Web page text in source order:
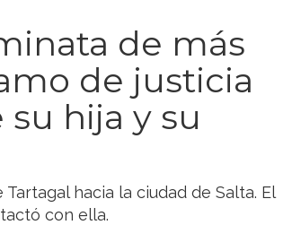
de más
de justicia
hija y su
hacia la ciudad de Salta. El
con ella.